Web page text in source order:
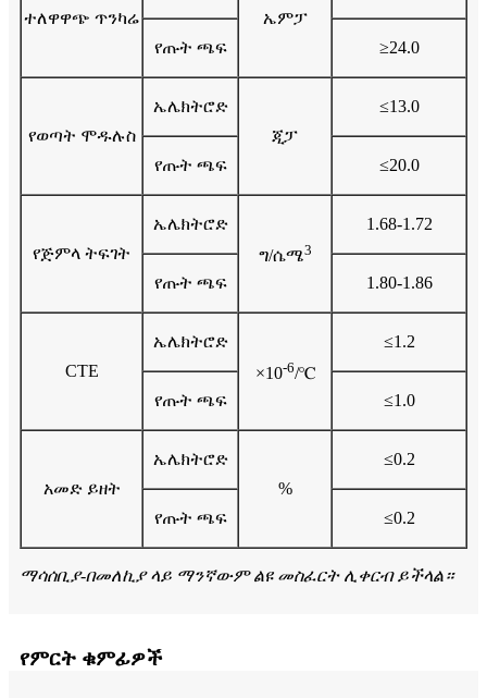
ተለዋዋጭ ጥንካሬ
ኤምፓ
የጡት ጫፍ ≥24.0
የወጣት ሞዱሉስ
ኤሌክትሮድ
ጂፓ
≤13.0
የጡት ጫፍ ≤20.0
የጅምላ ትፍገት
ኤሌክትሮድ
ግ/ሴሜ3
1.68-1.72
የጡት ጫፍ 1.80-1.86
CTE
ኤሌክትሮድ
×10-6/℃
≤1.2
የጡት ጫፍ ≤1.0
አመድ ይዘት
ኤሌክትሮድ
%
≤0.2
የጡት ጫፍ ≤0.2
ማሳሰቢያ-በመለኪያ ላይ ማንኛውም ልዩ መስፈርት ሊቀርብ ይችላል።
የምርት ቁምፊዎች